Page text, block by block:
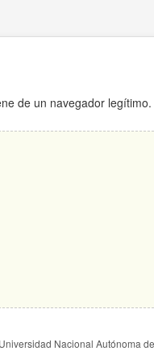
de un navegador legítimo.
Nacional Autónoma